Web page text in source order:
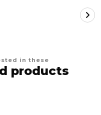
in these
products